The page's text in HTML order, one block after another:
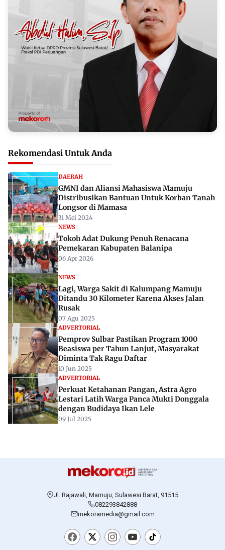
Rekomendasi Untuk Anda
DAERAH
GMNI dan Aliansi Mahasiswa Mamuju
Distribusikan Bantuan Untuk Korban Tanah
Longsor di Mamasa
31 Mei 2024
NEWS
Tokoh Adat Dukung Penuh Renacana
Pemekaran Kabupaten Balanipa
06 Apr 2026
NEWS
Lagi, Warga Sakit di Kalumpang Mamuju
Ditandu 30 Kilometer Karena Akses Jalan
Rusak
07 Agu 2025
ADVERTORIAL
Pemprov Sulbar Pastikan Program 1000
Beasiswa per Tahun Lanjut, Masyarakat
Diminta Tak Ragu Daftar
10 Jun 2025
ADVERTORIAL
Perkuat Ketahanan Pangan, Astra Agro
Lestari Latih Warga Panca Mukti Donggala
dengan Budidaya Ikan Lele
09 Jul 2025
Jl. Rajawali, Mamuju, Sulawesi Barat, 91515
082293842888
mekoramedia@gmail.com